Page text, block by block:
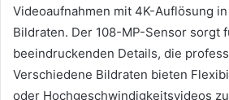
Videoaufnahmen mit 4K-Auflösung
Bildraten. Der 108-MP-Sensor sorgt
beeindruckenden Details, die
Verschiedene Bildraten bieten
oder Hochgeschwindigkeitsvideos